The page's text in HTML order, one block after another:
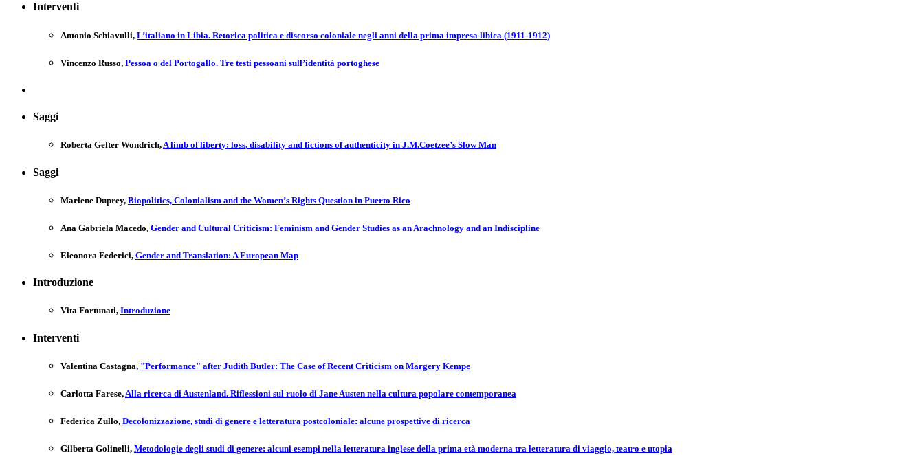
Interventi
Antonio Schiavulli, L’italiano in Libia. Retorica politica e discorso coloniale negli anni della prima impresa libica (1911-1912)
Vincenzo Russo, Pessoa o del Portogallo. Tre testi pessoani sull’identità portoghese
Saggi
Roberta Gefter Wondrich,A limb of liberty: loss, disability and fictions of authenticity in J.M.Coetzee’s Slow Man
Saggi
Marlene Duprey, Biopolitics, Colonialism and the Women’s Rights Question in Puerto Rico
Ana Gabriela Macedo, Gender and Cultural Criticism: Feminism and Gender Studies as an Arachnology and an Indiscipline
Eleonora Federici, Gender and Translation: A European Map
Introduzione
Vita Fortunati, Introduzione
Interventi
Valentina Castagna, "Performance" after Judith Butler: The Case of Recent Criticism on Margery Kempe
Carlotta Farese, Alla ricerca di Austenland. Riflessioni sul ruolo di Jane Austen nella cultura popolare contemporanea
Federica Zullo, Decolonizzazione, studi di genere e letteratura postcoloniale: alcune prospettive di ricerca
Gilberta Golinelli, Metodologie degli studi di genere: alcuni esempi nella letteratura inglese della prima età moderna tra letteratura di viaggio, teatro e utopia